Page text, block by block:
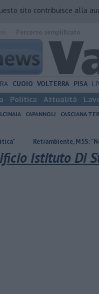
sito contribuisce alla
CUOIO VOLTERRA PISA
Politica Attualità
CAPANNOLI CASCIANA
Retiambiente, M5S: "Nessun
Istituto Di